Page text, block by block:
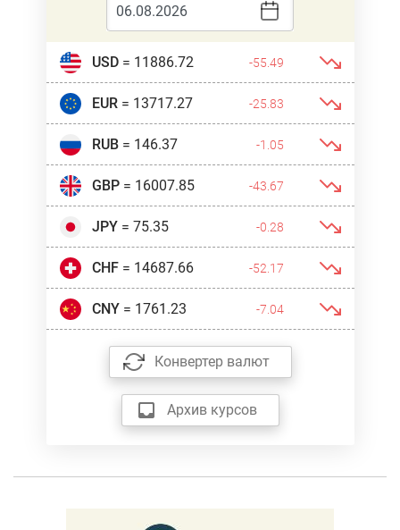
USD= 11886.72 -55.49
EUR= 13717.27 -25.83
RUB= 146.37 -1.05
GBP= 16007.85 -43.67
JPY= 75.35 -0.28
CHF= 14687.66 -52.17
CNY= 1761.23 -7.04
Конвертер валют
Архив курсов